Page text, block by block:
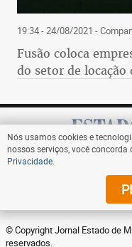
19:34 - 24/08/2021 -
Fusão coloca
do setor de locação
© Copyright Jornal Estado de
reservados.
Nós usamos cookies e
nossos serviços, você
Privacidade